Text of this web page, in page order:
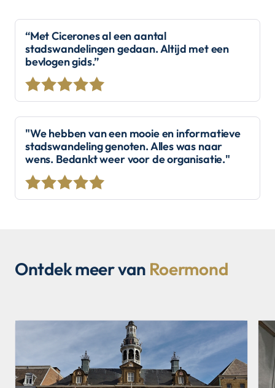
“Met Cicerones al een aantal
stadswandelingen gedaan. Altijd met een
bevlogen gids.”
"We hebben van een mooie en informatieve
stadswandeling genoten. Alles was naar
wens. Bedankt weer voor de organisatie."
Ontdek meer van Roermond